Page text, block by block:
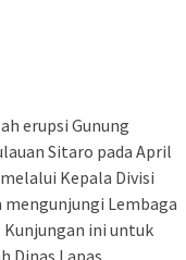
erupsi Gunung
Sitaro pada April
Kepala Divisi
mengunjungi Lembaga
Kunjungan ini untuk
Dinas Lapas